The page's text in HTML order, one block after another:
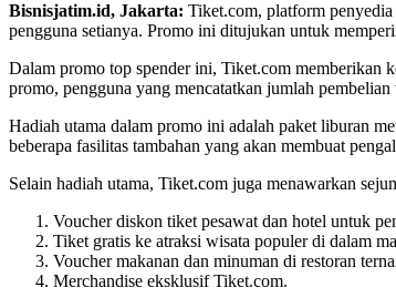
Bisnisjatim.id, Jakarta: Tiket.com, platform penyedia
pengguna setianya. Promo ini ditujukan untuk
Dalam promo top spender ini, Tiket.com memberikan
promo, pengguna yang mencatatkan jumlah
Hadiah utama dalam promo ini adalah paket liburan
beberapa fasilitas tambahan yang akan membuat
Selain hadiah utama, Tiket.com juga menawarkan
Voucher diskon tiket pesawat dan hotel untuk
Tiket gratis ke atraksi wisata populer di dalam
Voucher makanan dan minuman di restoran
Merchandise eksklusif Tiket.com.